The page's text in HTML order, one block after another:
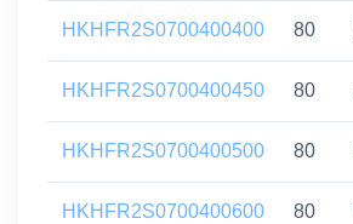
HKHFR2S0700400400 80
HKHFR2S0700400450 80
HKHFR2S0700400500 80
HKHFR2S0700400600 80